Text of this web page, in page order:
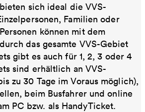
sich ideal die VVS-
Familien oder
können mit dem
das gesamte VVS-Gebiet
gibt es auch für 1, 2, 3 oder 4
sind erhältlich an VVS-
zu 30 Tage im Voraus möglich),
beim Busfahrer und online
PC bzw. als HandyTicket.